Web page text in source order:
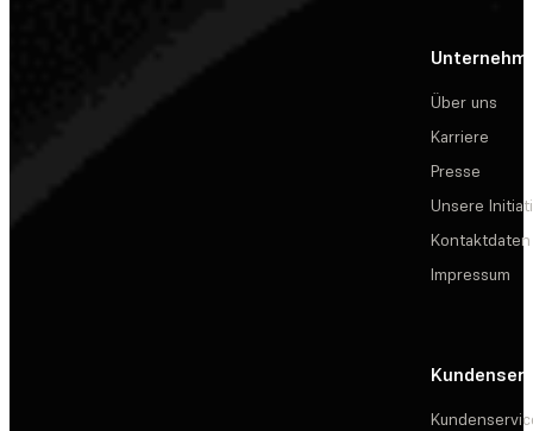
Über uns
Karriere
Presse
Unsere
Kontaktdaten
Impressum